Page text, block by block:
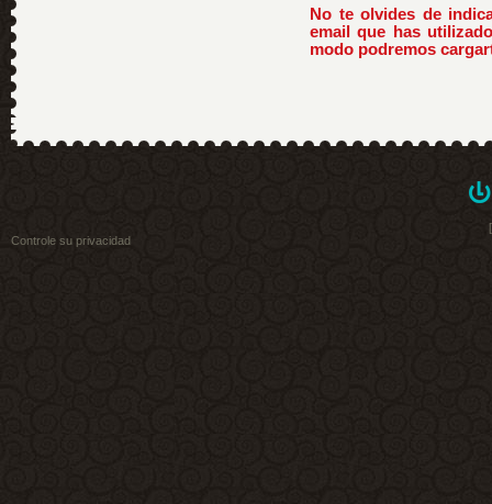
No te olvides de
email que has
modo podremos
Controle su privacidad